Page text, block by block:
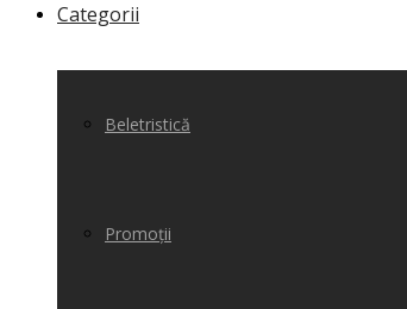
Categorii
Beletristică
Promoții